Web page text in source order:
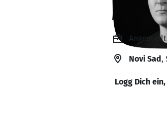
Novi Sad,
Logg Dich